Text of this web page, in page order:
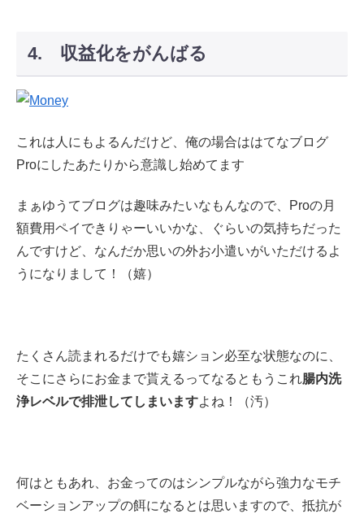
4. 収益化をがんばる
これは人にもよるんだけど、俺の場合ははてなブログ
Proにしたあたりから意識し始めてます
まぁゆうてブログは趣味みたいなもんなので、Proの月
額費用ペイできりゃーいいかな、ぐらいの気持ちだった
んですけど、なんだか思いの外お小遣いがいただけるよ
うになりまして！（嬉）
たくさん読まれるだけでも嬉ション必至な状態なのに、
そこにさらにお金まで貰えるってなるともうこれ腸内洗
浄レベルで排泄してしまいますよね！（汚）
何はともあれ、お金ってのはシンプルながら強力なモチ
ベーションアップの餌になるとは思いますので、抵抗が